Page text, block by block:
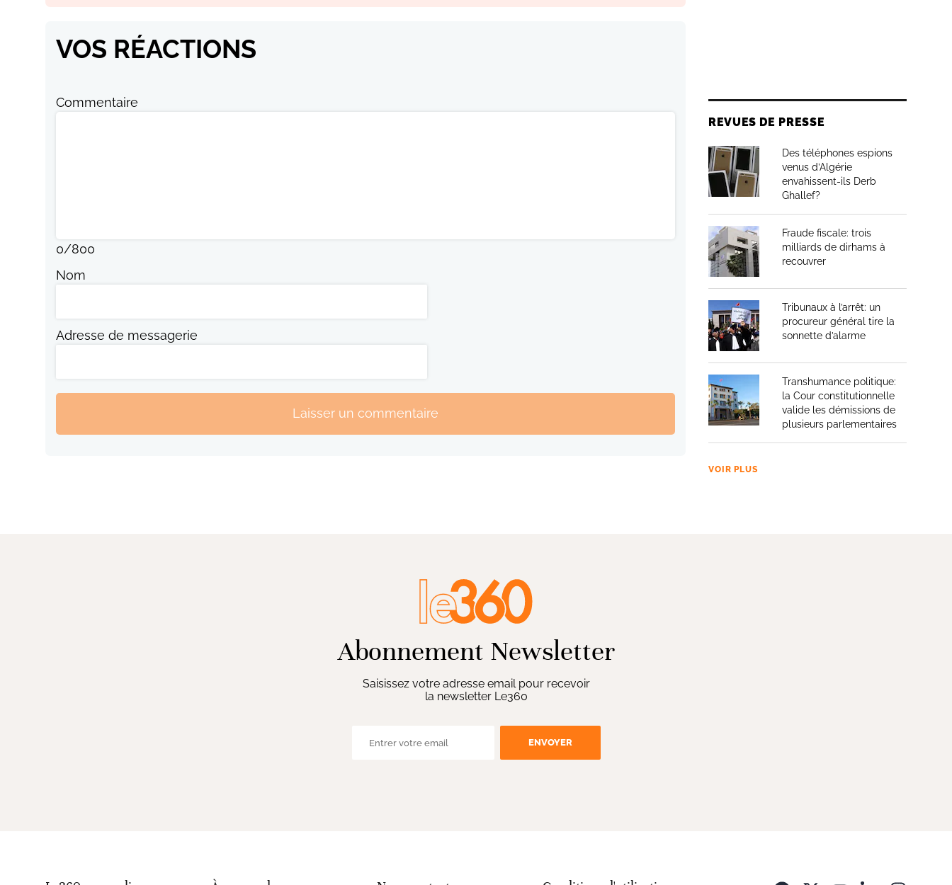
VOS RÉACTIONS
Commentaire
0/800
Nom
Adresse de messagerie
Laisser un commentaire
REVUES DE PRESSE
Des téléphones espions
venus d’Algérie
envahissent-ils Derb
Ghallef?
Fraude fiscale: trois
milliards de dirhams à
recouvrer
Tribunaux à l’arrêt: un
procureur général tire la
sonnette d’alarme
Transhumance politique:
la Cour constitutionnelle
valide les démissions de
plusieurs parlementaires
VOIR PLUS
Abonnement Newsletter
Saisissez votre adresse email pour recevoir
la newsletter Le360
ENVOYER